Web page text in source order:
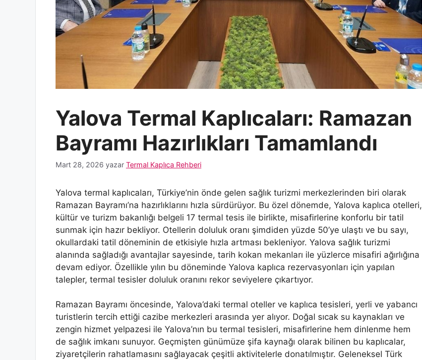
Yalova Termal Kaplıcaları: Ramazan
Bayramı Hazırlıkları Tamamlandı
Mart 28, 2026 yazar Termal Kaplıca Rehberi
Yalova termal kaplıcaları, Türkiye’nin önde gelen sağlık turizmi merkezlerinden biri olarak
Ramazan Bayramı’na hazırlıklarını hızla sürdürüyor. Bu özel dönemde, Yalova kaplıca otelleri,
kültür ve turizm bakanlığı belgeli 17 termal tesis ile birlikte, misafirlerine konforlu bir tatil
sunmak için hazır bekliyor. Otellerin doluluk oranı şimdiden yüzde 50’ye ulaştı ve bu sayı,
okullardaki tatil döneminin de etkisiyle hızla artması bekleniyor. Yalova sağlık turizmi
alanında sağladığı avantajlar sayesinde, tarih kokan mekanları ile yüzlerce misafiri ağırlığına
devam ediyor. Özellikle yılın bu döneminde Yalova kaplıca rezervasyonları için yapılan
talepler, termal tesisler doluluk oranını rekor seviyelere çıkartıyor.
Ramazan Bayramı öncesinde, Yalova’daki termal oteller ve kaplıca tesisleri, yerli ve yabancı
turistlerin tercih ettiği cazibe merkezleri arasında yer alıyor. Doğal sıcak su kaynakları ve
zengin hizmet yelpazesi ile Yalova’nın bu termal tesisleri, misafirlerine hem dinlenme hem
de sağlık imkanı sunuyor. Geçmişten günümüze şifa kaynağı olarak bilinen bu kaplıcalar,
ziyaretçilerin rahatlamasını sağlayacak çeşitli aktivitelerle donatılmıştır. Geleneksel Türk